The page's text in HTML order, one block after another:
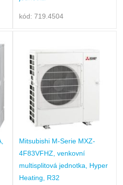
kód: 719.4504
Mitsubishi M-Serie MXZ-
4F83VFHZ, venkovní
multisplitová jednotka, Hyper
Heating, R32